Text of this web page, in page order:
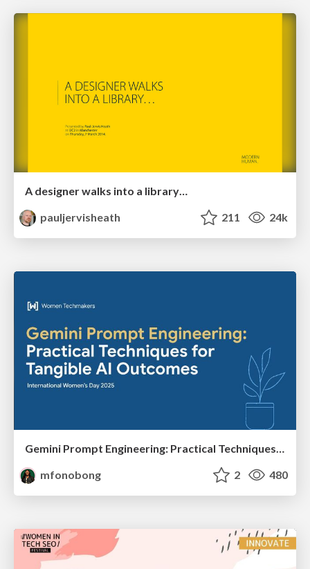
A designer walks into a library…
pauljervisheath
211 24k
Gemini Prompt Engineering: Practical Techniques for Tangible AI Outcomes
mfonobong
2 480